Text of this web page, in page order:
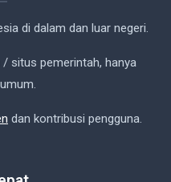
di dalam dan luar negeri.
situs pemerintah, hanya
dan kontribusi pengguna.